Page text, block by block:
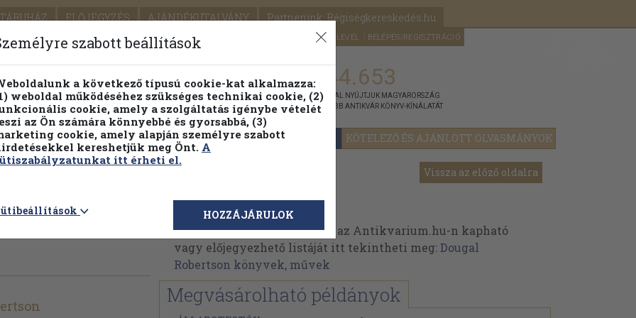
ELŐJEGYZÉS AJÁNDÉKUTALVÁNY Partnerünk: Régiségkereskedés.hu
SEGÍTSÉG HÍRLEVÉL BELÉPÉS/REGISZTRÁCIÓ
PILLANATNYI ÁRAINK FENNTARTHATÓ OLVASMÁNYOK KÖTELEZŐ ÉS AJÁNLOTT OLVASMÁNYOK
Részletes kereső Témaköri fa 1.144.653
KIADVÁNNYAL NYÚJTJUK MAGYARORSZÁG
LEGNAGYOBB ANTIKVÁR KÖNYV-KÍNÁLATÁT
Vissza az előző oldalra
a vad
Dougal Robertson
Dougal Robertson műveinek az Antikvarium.hu-n kapható
vagy előjegyezhető listáját itt tekintheti meg:Dougal
Robertson könyvek, művek
Megvásárolható példányok
szabott beállítások
a következő típusú cookie-kat alkalmazza:
weboldal működéséhez szükséges technikai cookie, (2)
cookie, amely a szolgáltatás igénybe vételét
az Ön számára könnyebbé és gyorsabbá, (3)
cookie, amely alapján személyre szabott
kereshetjük meg Önt. A
itt érheti el.
HOZZÁJÁRULOK